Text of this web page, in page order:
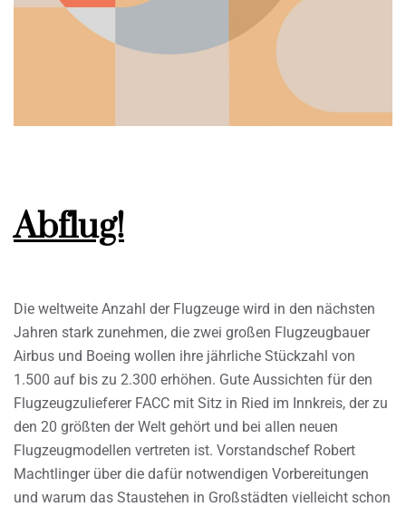
Abflug!
Die weltweite Anzahl der Flugzeuge wird in den nächsten
Jahren stark zunehmen, die zwei großen Flugzeugbauer
Airbus und Boeing wollen ihre jährliche Stückzahl von
1.500 auf bis zu 2.300 erhöhen. Gute Aussichten für den
Flugzeugzulieferer FACC mit Sitz in Ried im Innkreis, der zu
den 20 größten der Welt gehört und bei allen neuen
Flugzeugmodellen vertreten ist. Vorstandschef Robert
Machtlinger über die dafür notwendigen Vorbereitungen
und warum das Staustehen in Großstädten vielleicht schon